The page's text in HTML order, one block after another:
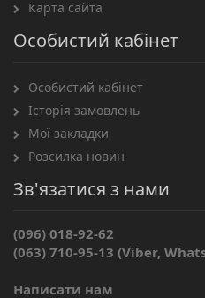
Карта сайта
Особистий кабінет
Особистий кабінет
Історія замовлень
Мої закладки
Розсилка новин
Зв'язатися з нами
(096) 018-92-62
(063) 710-95-13 (Viber,
Написати нам